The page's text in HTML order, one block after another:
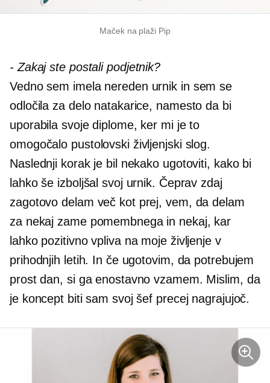
Maček na plaži Pip
-Zakaj ste postali podjetnik?
Vedno sem imela nereden urnik in sem se
odločila za delo natakarice, namesto da bi
uporabila svoje diplome, ker mi je to
omogočalo pustolovski življenjski slog.
Naslednji korak je bil nekako ugotoviti, kako bi
lahko še izboljšal svoj urnik. Čeprav zdaj
zagotovo delam več kot prej, vem, da delam
za nekaj zame pomembnega in nekaj, kar
lahko pozitivno vpliva na moje življenje v
prihodnjih letih. In če ugotovim, da potrebujem
prost dan, si ga enostavno vzamem. Mislim, da
je koncept biti sam svoj šef precej nagrajujoč.